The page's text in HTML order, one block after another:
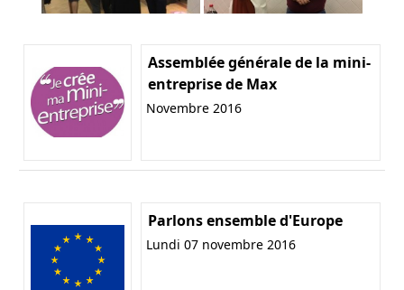
Assemblée générale de la mini-
entreprise de Max
Novembre 2016
Parlons ensemble d'Europe
Lundi 07 novembre 2016